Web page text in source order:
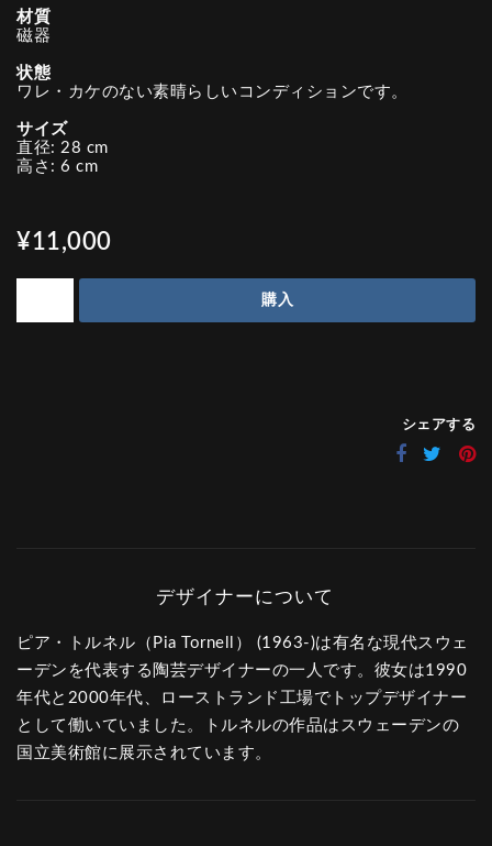
材質
磁器
状態
ワレ・カケのない素晴らしいコンディションです。
サイズ
直径: 28 cm
高さ: 6 cm
¥11,000
購入
シェアする
ピア・トルネル（Pia Tornell） (1963-)は有名な現代スウェ
ーデンを代表する陶芸デザイナーの一人です。彼女は1990
年代と2000年代、ローストランド工場でトップデザイナー
として働いていました。トルネルの作品はスウェーデンの
国立美術館に展示されています。